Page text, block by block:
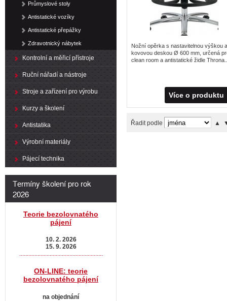
Nožní opěrka s nastavitelnou výškou a
kovovou deskou Ø 600 mm, určená
clean room a antistatické židle
Více o produktu
Řadit podle ▲
Průmyslové stoly
Antistatické vozíky
Antistatické přepážky
Zdravotnický nábytek
Kontrolní a měřicí přístroje
Ruční nářadí a nástroje
Stroje a zařízení pro výrobu
Kurzy a školení
Antistatika
Výrobní materiály
Pájecí technika
Termíny školení pro rok
2026
Teorie bezolovnatého
pájení
10. 2. 2026
15. 9. 2026
.......................................................
ON-LINE: teorie
bezolovnatého pájení
na objednání